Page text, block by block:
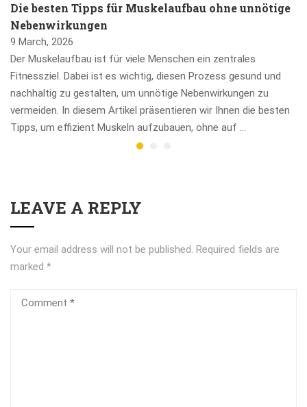
Die besten Tipps für Muskelaufbau ohne unnötige
Nebenwirkungen
9 March, 2026
Der Muskelaufbau ist für viele Menschen ein zentrales
Fitnessziel. Dabei ist es wichtig, diesen Prozess gesund und
nachhaltig zu gestalten, um unnötige Nebenwirkungen zu
vermeiden. In diesem Artikel präsentieren wir Ihnen die besten
Tipps, um effizient Muskeln aufzubauen, ohne auf …
LEAVE A REPLY
Your email address will not be published. Required fields are
marked *